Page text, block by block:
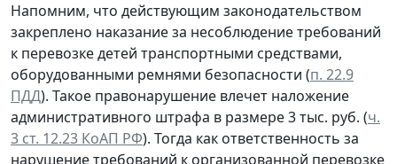
Напомним, что действующим законодательством
закреплено наказание за несоблюдение требований
к перевозке детей транспортными средствами,
оборудованными ремнями безопасности (п. 22.9
ПДД). Такое правонарушение влечет наложение
административного штрафа в размере 3 тыс. руб. (ч.
3 ст. 12.23 КоАП РФ). Тогда как ответственность за
нарушение требований к организованной перевозке